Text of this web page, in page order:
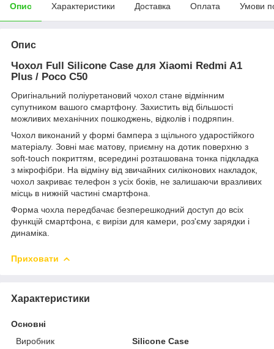
Опис Характеристики Доставка Оплата Умови
Опис
Чохол Full Silicone Case для Xiaomi Redmi A1
Plus / Poco C50
Оригінальний поліуретановий чохол стане відмінним
супутником вашого смартфону. Захистить від більшості
можливих механічних пошкоджень, відколів і подряпин.
Чохол виконаний у формі бампера з щільного ударостійкого
матеріалу. Зовні має матову, приємну на дотик поверхню з
soft-touch покриттям, всередині розташована тонка підкладка
з мікрофібри. На відміну від звичайних силіконових накладок,
чохол закриває телефон з усіх боків, не залишаючи вразливих
місць в нижній частині смартфона.
Форма чохла передбачає безперешкодний доступ до всіх
функцій смартфона, є вирізи для камери, роз'єму зарядки і
динаміка.
Приховати
Характеристики
Основні
Виробник
Silicone Case